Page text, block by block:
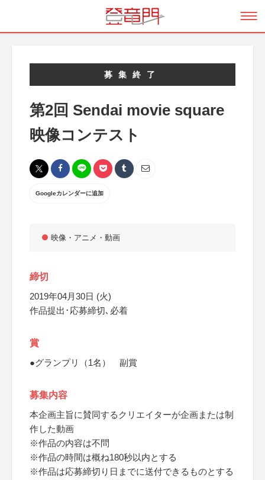
募集終了
第2回 Sendai movie square
映像コンテスト
Googleカレンダーに追加
映像・アニメ・動画
締切
2019年04月30日 (火)
作品提出･応募締切､必着
賞
●グランプリ（1名） 副賞
募集内容
本企画主旨に賛同するクリエイターが企画または制
作した動画
※作品の内容は不問
※作品の時間は概ね180秒以内とする
※作品は応募締切り日までに送付できるものとする